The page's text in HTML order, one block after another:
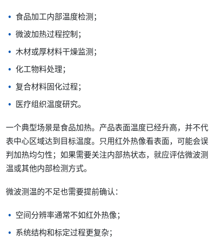
食品加工内部温度检测；
微波加热过程控制；
木材或厚材料干燥监测；
化工物料处理；
复合材料固化过程；
医疗组织温度研究。
一个典型场景是食品加热。产品表面温度已经升高，并不代
表中心区域达到目标温度。只用红外热像看表面，可能会误
判加热均匀性；如果需要关注内部热状态，就应评估微波测
温或其他内部检测方式。
微波测温的不足也需要提前确认：
空间分辨率通常不如红外热像；
系统结构和标定过程更复杂；